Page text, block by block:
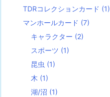
TDRコレクションカード (1)
マンホールカード (7)
キャラクター (2)
スポーツ (1)
昆虫 (1)
木 (1)
湖/沼 (1)